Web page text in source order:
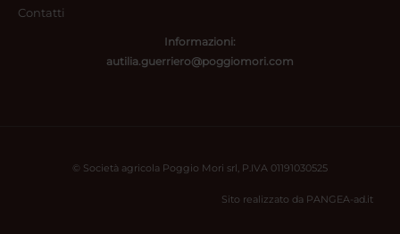
Contatti
Informazioni:
autilia.guerriero@poggiomori.com
© Società agricola Poggio Mori srl, P.IVA 01191030525
Sito realizzato da PANGEA-ad.it